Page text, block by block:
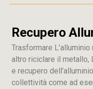
Recupero
Trasformare
altro riciclare il metallo,
e recupero
collettività come ad